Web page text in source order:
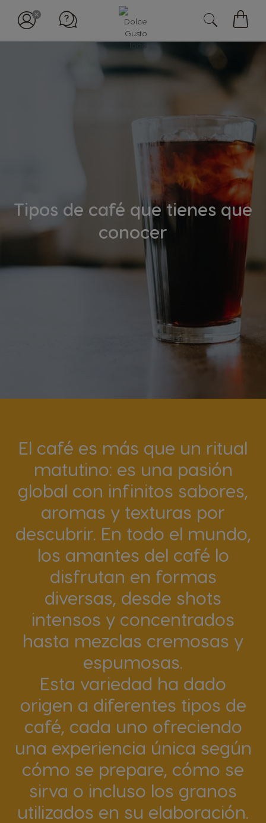
Tipos de café que tienes que
conocer
El café es más que un ritual
matutino: es una pasión
global con infinitos sabores,
aromas y texturas por
descubrir. En todo el mundo,
los amantes del café lo
disfrutan en formas
diversas, desde shots
intensos y concentrados
hasta mezclas cremosas y
espumosas.
Esta variedad ha dado
origen a diferentes tipos de
café, cada uno ofreciendo
una experiencia única según
cómo se prepare, cómo se
sirva o incluso los granos
utilizados en su elaboración.